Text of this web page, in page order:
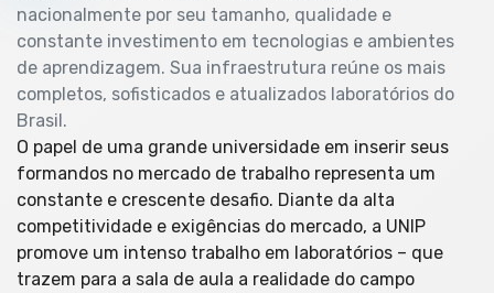
nacionalmente por seu tamanho, qualidade e
constante investimento em tecnologias e ambientes
de aprendizagem. Sua infraestrutura reúne os mais
completos, sofisticados e atualizados laboratórios do
Brasil.
O papel de uma grande universidade em inserir seus
formandos no mercado de trabalho representa um
constante e crescente desafio. Diante da alta
competitividade e exigências do mercado, a UNIP
promove um intenso trabalho em laboratórios – que
trazem para a sala de aula a realidade do campo